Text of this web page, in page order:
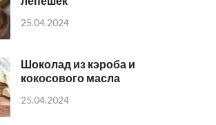
25.04.2024
Шоколад из кэроба и
кокосового масла
25.04.2024